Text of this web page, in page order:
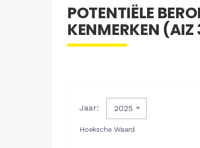
POTENTIËLE
KENMERKEN